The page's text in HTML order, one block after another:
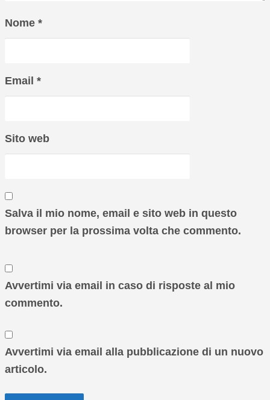
Nome *
Email *
Sito web
Salva il mio nome, email e sito web in questo
browser per la prossima volta che commento.
Avvertimi via email in caso di risposte al mio
commento.
Avvertimi via email alla pubblicazione di un nuovo
articolo.